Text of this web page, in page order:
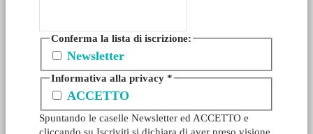
Conferma la lista di iscrizione:
Newsletter
Informativa alla privacy*
ACCETTO
Spuntando le caselle Newsletter ed ACCETTO e
cliccando su Iscriviti si dichiara di aver preso visione